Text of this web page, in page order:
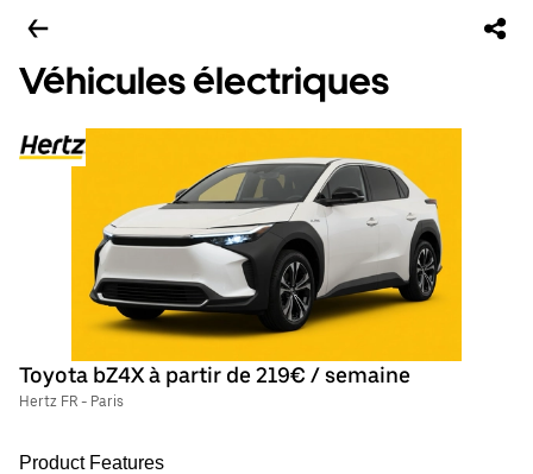
Véhicules électriques
Toyota bZ4X à partir de 219€ / semaine
Hertz FR - Paris
Product Features